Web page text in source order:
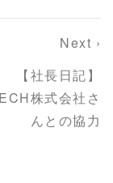
Next ›
【社長日記】
株式会社さ
んとの協力